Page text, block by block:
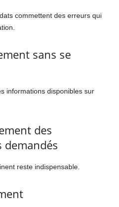
commettent des erreurs qui
sans se
informations disponibles sur
des
demandés
reste indispensable.